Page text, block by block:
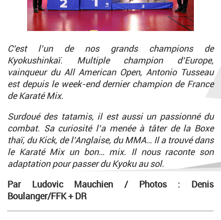
C’est l’un de nos grands champions de
Kyokushinkaï. Multiple champion d’Europe,
vainqueur du All American Open, Antonio Tusseau
est depuis le week-end dernier champion de France
de Karaté Mix.
Surdoué des tatamis, il est aussi un passionné du
combat. Sa curiosité l’a menée à tâter de la Boxe
thaï, du Kick, de l’Anglaise, du MMA… Il a trouvé dans
le Karaté Mix un bon… mix. Il nous raconte son
adaptation pour passer du Kyoku au sol.
Par Ludovic Mauchien / Photos : Denis
Boulanger/FFK + DR